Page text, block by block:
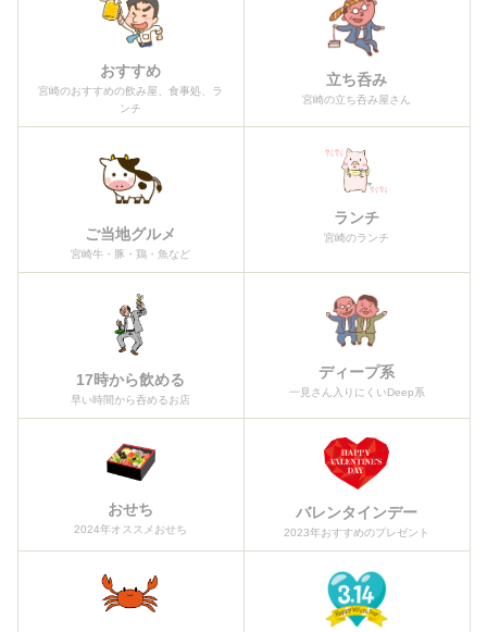
おすすめ
宮崎のおすすめの飲み屋、食事処、ラ
ンチ
立ち呑み
宮崎の立ち呑み屋さん
ご当地グルメ
宮崎牛・豚・鶏・魚など
ランチ
宮崎のランチ
17時から飲める
早い時間から呑めるお店
ディープ系
一見さん入りにくいDeep系
おせち
2024年オススメおせち
バレンタインデー
2023年おすすめのプレゼント